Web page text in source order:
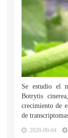
Se estudio el
Botrytis
crecimiento de
de
2020-09-04